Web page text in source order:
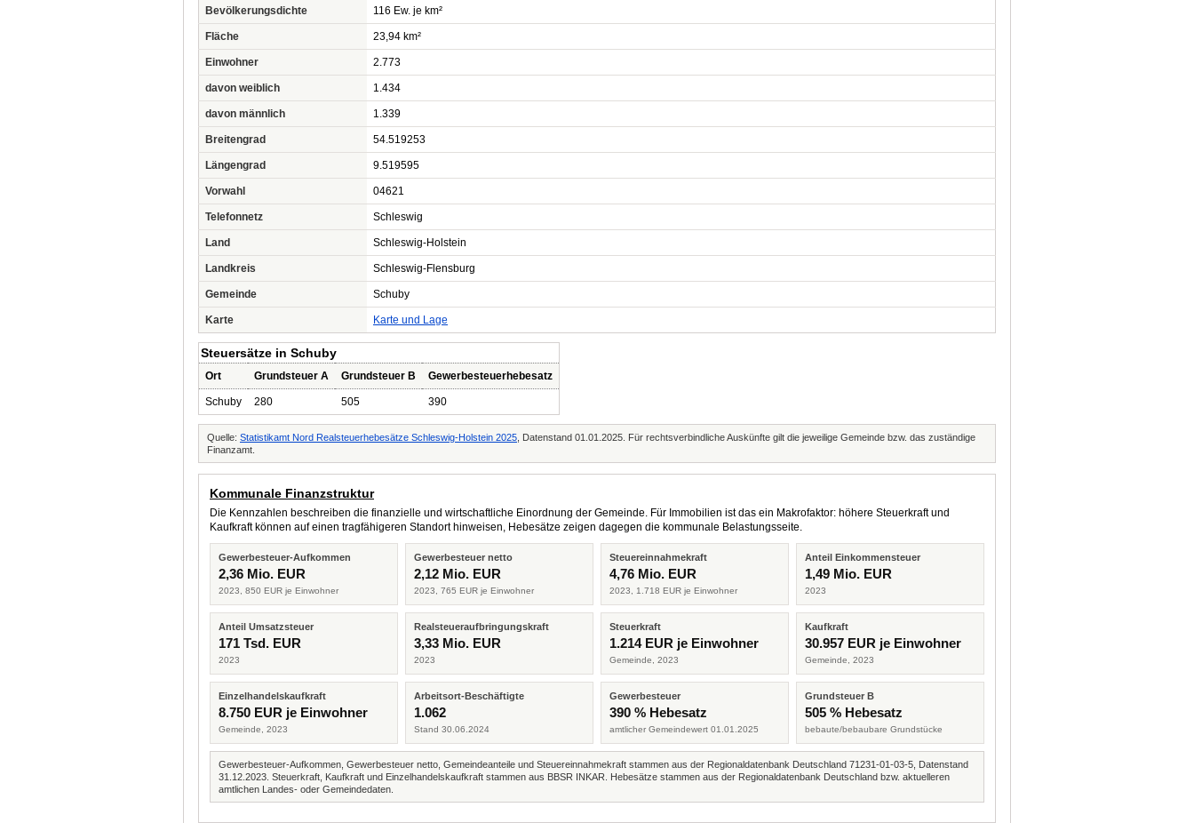
Bevölkerungsdichte 116 Ew. je km²
Fläche 23,94 km²
Einwohner 2.773
davon weiblich 1.434
davon männlich 1.339
Breitengrad 54.519253
Längengrad 9.519595
Vorwahl 04621
Telefonnetz Schleswig
Land Schleswig-Holstein
Landkreis Schleswig-Flensburg
Gemeinde Schuby
Karte Karte und Lage
Steuersätze in Schuby
Ort Grundsteuer A Grundsteuer B Gewerbesteuerhebesatz
Schuby 280 505 390
Quelle: Statistikamt Nord Realsteuerhebesätze Schleswig-Holstein 2025 , Datenstand 01.01.2025. Für rechtsverbindliche Auskünfte gilt die jeweilige Gemeinde bzw. das zuständige
Finanzamt.
Kommunale Finanzstruktur
Die Kennzahlen beschreiben die finanzielle und wirtschaftliche Einordnung der Gemeinde. Für Immobilien ist das ein Makrofaktor: höhere Steuerkraft und
Kaufkraft können auf einen tragfähigeren Standort hinweisen, Hebesätze zeigen dagegen die kommunale Belastungsseite.
Gewerbesteuer-Aufkommen
2,36 Mio. EUR
2023, 850 EUR je Einwohner
Gewerbesteuer netto
2,12 Mio. EUR
2023, 765 EUR je Einwohner
Steuereinnahmekraft
4,76 Mio. EUR
2023, 1.718 EUR je Einwohner
Anteil Einkommensteuer
1,49 Mio. EUR
2023
Anteil Umsatzsteuer
171 Tsd. EUR
2023
Realsteueraufbringungskraft
3,33 Mio. EUR
2023
Steuerkraft
1.214 EUR je Einwohner
Gemeinde, 2023
Kaufkraft
30.957 EUR je Einwohner
Gemeinde, 2023
Einzelhandelskaufkraft
8.750 EUR je Einwohner
Gemeinde, 2023
Arbeitsort-Beschäftigte
1.062
Stand 30.06.2024
Gewerbesteuer
390 % Hebesatz
amtlicher Gemeindewert 01.01.2025
Grundsteuer B
505 % Hebesatz
bebaute/bebaubare Grundstücke
Gewerbesteuer-Aufkommen, Gewerbesteuer netto, Gemeindeanteile und Steuereinnahmekraft stammen aus der Regionaldatenbank Deutschland 71231-01-03-5, Datenstand
31.12.2023. Steuerkraft, Kaufkraft und Einzelhandelskaufkraft stammen aus BBSR INKAR. Hebesätze stammen aus der Regionaldatenbank Deutschland bzw. aktuelleren
amtlichen Landes- oder Gemeindedaten.